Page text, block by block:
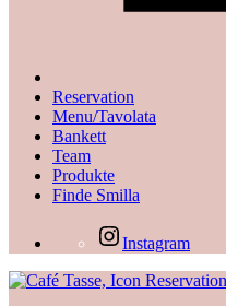
Reservation
Menu/Tavolata
Bankett
Team
Produkte
Finde Smilla
Instagram